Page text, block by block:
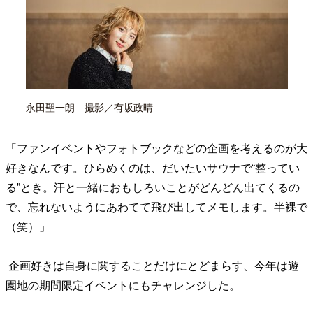
病が教えてくれたこと
熱狂できるもの
一生モノの愛用品
私を彩るエッセンス
60代のネクストステージ
70代のグランドデザイン
社会・カルチャー・マネー
永田聖一朗 撮影／有坂政晴
「ファンイベントやフォトブックなどの企画を考えるのが大
好きなんです。ひらめくのは、だいたいサウナで“整ってい
る”とき。汗と一緒におもしろいことがどんどん出てくるの
で、忘れないようにあわてて飛び出してメモします。半裸で
（笑）」
企画好きは自身に関することだけにとどまらす、今年は遊
園地の期間限定イベントにもチャレンジした。